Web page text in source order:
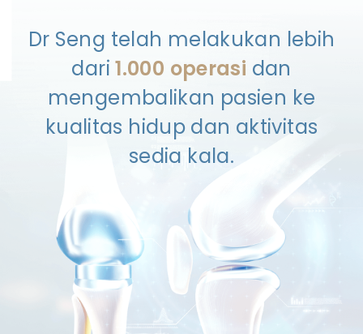
Dr Seng telah melakukan lebih
dari1.000 operasi dan
mengembalikan pasien ke
kualitas hidup dan aktivitas
sedia kala.